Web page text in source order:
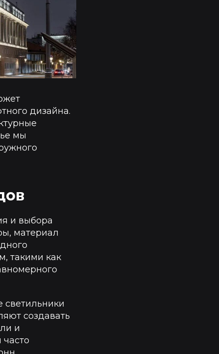
дизайна.
мы
и выбора
материал
такими как
создавать
и